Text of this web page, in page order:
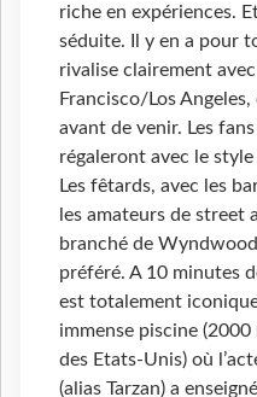
riche en expériences.
séduite. Il y en a pour
rivalise clairement
Francisco/Los Angeles,
avant de venir. Les
régaleront avec le
Les fêtards, avec les
les amateurs de street
branché de
préféré. A 10 minutes
est totalement
immense piscine (2000
des Etats-Unis) où
(alias Tarzan) a